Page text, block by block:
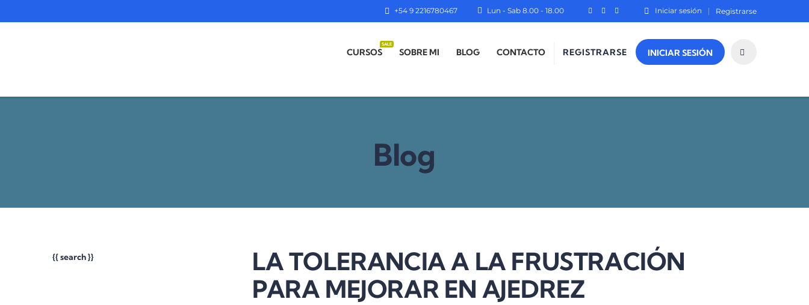
Iniciar sesión Registrarse
Lun - Sab 8.00 - 18.00
+54 9 2216780467
REGISTRARSE INICIAR SESIÓN
CURSOS
SALE
SOBRE MI BLOG CONTACTO
Blog
LA TOLERANCIA A LA FRUSTRACIÓN
PARA MEJORAR EN AJEDREZ
{{ search }}